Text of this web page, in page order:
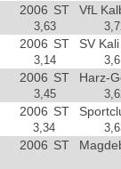
2006 ST VfL
3,63
2006 ST SV
3,14
2006 ST Harz-
3,45
2006 ST
3,34
2006 ST